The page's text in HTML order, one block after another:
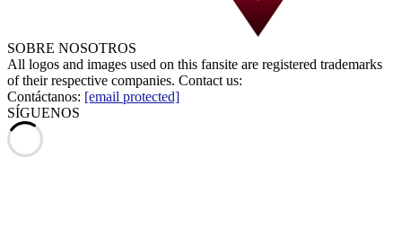
SOBRE NOSOTROS
All logos and images used on this fansite are registered trademarks
of their respective companies. Contact us:
Contáctanos: [email protected]
SÍGUENOS